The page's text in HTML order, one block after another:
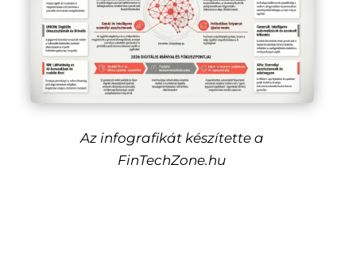
Az infografikát készítette a
FinTechZone.hu